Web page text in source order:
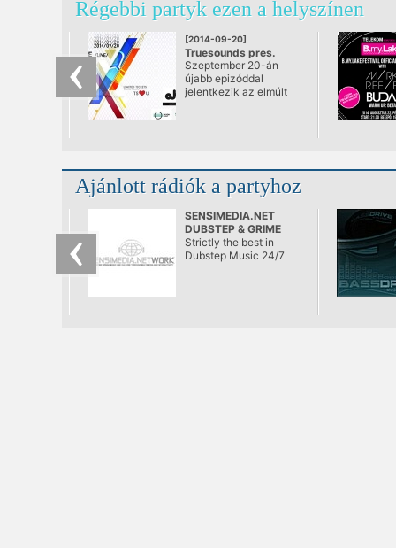
Régebbi partyk ezen a helyszínen
[2014-09-20]
Truesounds pres.
LAKE PEOPLE & ALEX
NIGGEMANN
@ Akvárium Klub
Szeptember 20-án
újabb epizóddal
jelentkezik az elmúlt
az eddigiek során is
mindig nagy
odafigyeléssel
választották ki a TS
bulik vendégfellépőit,
de a mostani partin
még az eddig
megszokottaknál is
Ajánlott rádiók a partyhoz
SENSIMEDIA.NET
DUBSTEP & GRIME
RADIO
Strictly the best in
Dubstep Music 24/7